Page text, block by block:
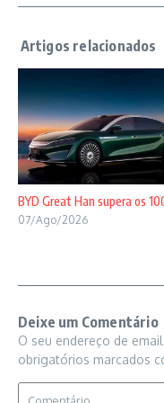
BYD Great Han supera os
07/Ago/2026
Deixe um Comentário
O seu endereço de
obrigatórios marcados